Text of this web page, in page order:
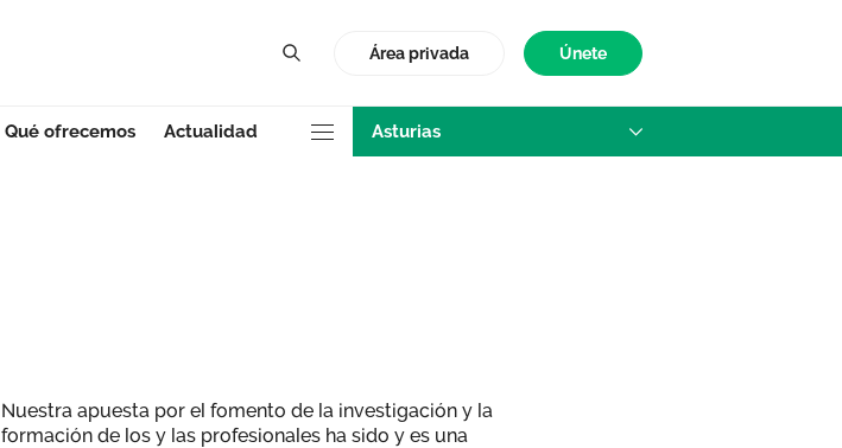
Área privada
Únete
Qué ofrecemos Actualidad Asturias
Nuestra apuesta por el fomento de la investigación y la
formación de los y las profesionales ha sido y es una